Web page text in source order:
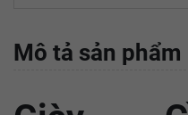
Mô tả sản phẩm